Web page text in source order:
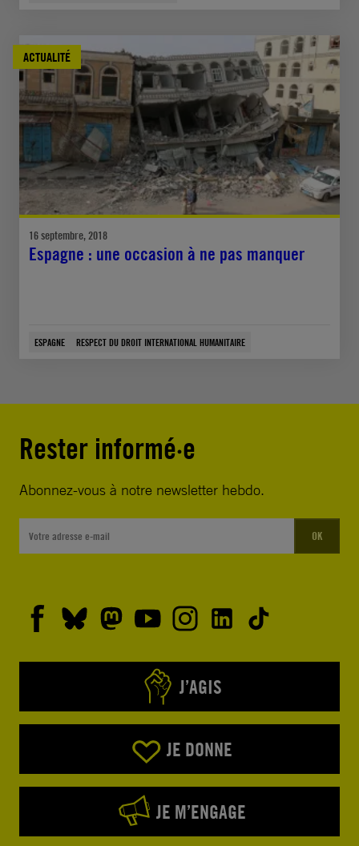
ACTUALITÉ
16 septembre, 2018
Espagne : une occasion à ne pas manquer
ESPAGNE RESPECT DU DROIT INTERNATIONAL HUMANITAIRE
Rester informé·e
Abonnez-vous à notre newsletter hebdo.
OK
J’AGIS
JE DONNE
JE M’ENGAGE